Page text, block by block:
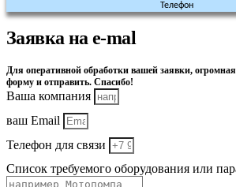
Телефон
Заявка на e-mal
Для оперативной обработки вашей заявки,
форму и отправить. Спасибо!
Ваша компания
ваш Email
Телефон для связи
Список требуемого оборудования или